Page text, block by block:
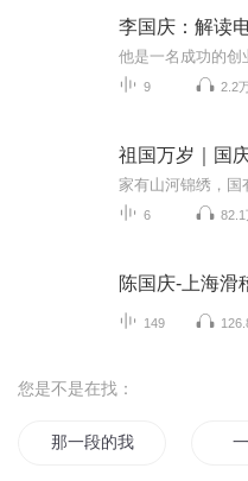
李国庆：解读
9 2.2
祖国万岁｜国
6 82.1
陈国庆-上海滑
149
您是不是在找：
那一段的我们